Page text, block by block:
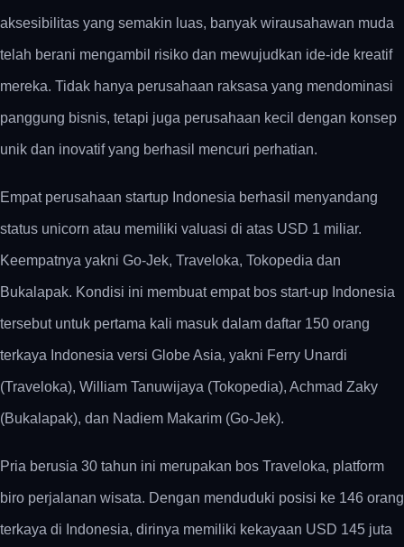
aksesibilitas yang semakin luas, banyak wirausahawan muda
telah berani mengambil risiko dan mewujudkan ide-ide kreatif
mereka. Tidak hanya perusahaan raksasa yang mendominasi
panggung bisnis, tetapi juga perusahaan kecil dengan konsep
unik dan inovatif yang berhasil mencuri perhatian.
Empat perusahaan startup Indonesia berhasil menyandang
status unicorn atau memiliki valuasi di atas USD 1 miliar.
Keempatnya yakni Go-Jek, Traveloka, Tokopedia dan
Bukalapak. Kondisi ini membuat empat bos start-up Indonesia
tersebut untuk pertama kali masuk dalam daftar 150 orang
terkaya Indonesia versi Globe Asia, yakni Ferry Unardi
(Traveloka), William Tanuwijaya (Tokopedia), Achmad Zaky
(Bukalapak), dan Nadiem Makarim (Go-Jek).
Pria berusia 30 tahun ini merupakan bos Traveloka, platform
biro perjalanan wisata. Dengan menduduki posisi ke 146 orang
terkaya di Indonesia, dirinya memiliki kekayaan USD 145 juta